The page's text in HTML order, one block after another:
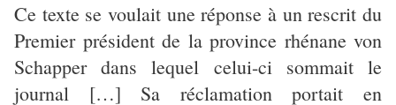
Ce texte se voulait une réponse à un rescrit du
Premier président de la province rhénane von
Schapper dans lequel celui-ci sommait le
journal […] Sa réclamation portait en